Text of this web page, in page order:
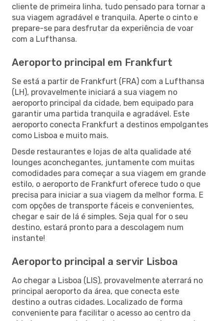
cliente de primeira linha, tudo pensado para tornar a
sua viagem agradável e tranquila. Aperte o cinto e
prepare-se para desfrutar da experiência de voar
com a Lufthansa.
Aeroporto principal em Frankfurt
Se está a partir de Frankfurt (FRA) com a Lufthansa
(LH), provavelmente iniciará a sua viagem no
aeroporto principal da cidade, bem equipado para
garantir uma partida tranquila e agradável. Este
aeroporto conecta Frankfurt a destinos empolgantes
como Lisboa e muito mais.
Desde restaurantes e lojas de alta qualidade até
lounges aconchegantes, juntamente com muitas
comodidades para começar a sua viagem em grande
estilo, o aeroporto de Frankfurt oferece tudo o que
precisa para iniciar a sua viagem da melhor forma. E
com opções de transporte fáceis e convenientes,
chegar e sair de lá é simples. Seja qual for o seu
destino, estará pronto para a descolagem num
instante!
Aeroporto principal a servir Lisboa
Ao chegar a Lisboa (LIS), provavelmente aterrará no
principal aeroporto da área, que conecta este
destino a outras cidades. Localizado de forma
conveniente para facilitar o acesso ao centro da